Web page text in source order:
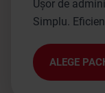
Ușor de
Simplu.
ALEGE